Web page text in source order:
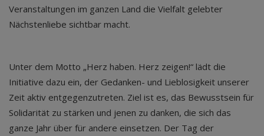
Veranstaltungen im ganzen Land die Vielfalt gelebter
Nächstenliebe sichtbar macht.
Unter dem Motto „Herz haben. Herz zeigen!“ lädt die
Initiative dazu ein, der Gedanken- und Lieblosigkeit unserer
Zeit aktiv entgegenzutreten. Ziel ist es, das Bewusstsein für
Solidarität zu stärken und jenen zu danken, die sich das
ganze Jahr über für andere einsetzen. Der Tag der